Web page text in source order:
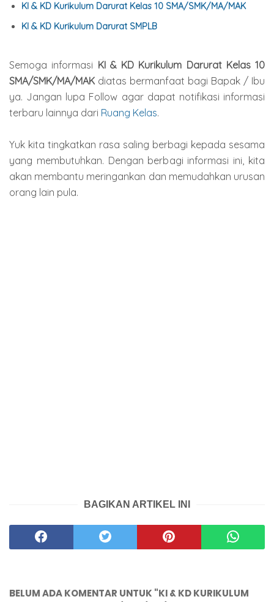
KI & KD Kurikulum Darurat Kelas 10 SMA/SMK/MA/MAK
KI & KD Kurikulum Darurat SMPLB
Semoga informasi KI & KD Kurikulum Darurat Kelas 10
SMA/SMK/MA/MAK diatas bermanfaat bagi Bapak / Ibu
ya. Jangan lupa Follow agar dapat notifikasi informasi
terbaru lainnya dari Ruang Kelas.
Yuk kita tingkatkan rasa saling berbagi kepada sesama
yang membutuhkan. Dengan berbagi informasi ini, kita
akan membantu meringankan dan memudahkan urusan
orang lain pula.
BAGIKAN ARTIKEL INI
BELUM ADA KOMENTAR UNTUK "KI & KD KURIKULUM